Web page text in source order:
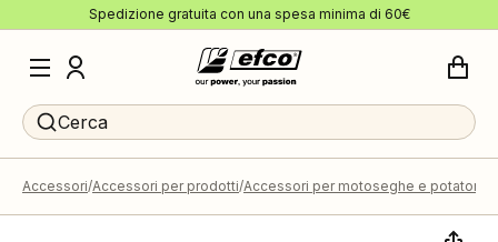
Spedizione gratuita con una spesa minima di 60€
Cerca
Accessori Accessori per prodotti Accessori per motoseghe e potatori